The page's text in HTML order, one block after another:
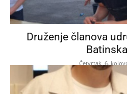
Druženje članova
Četvrtak, 6.